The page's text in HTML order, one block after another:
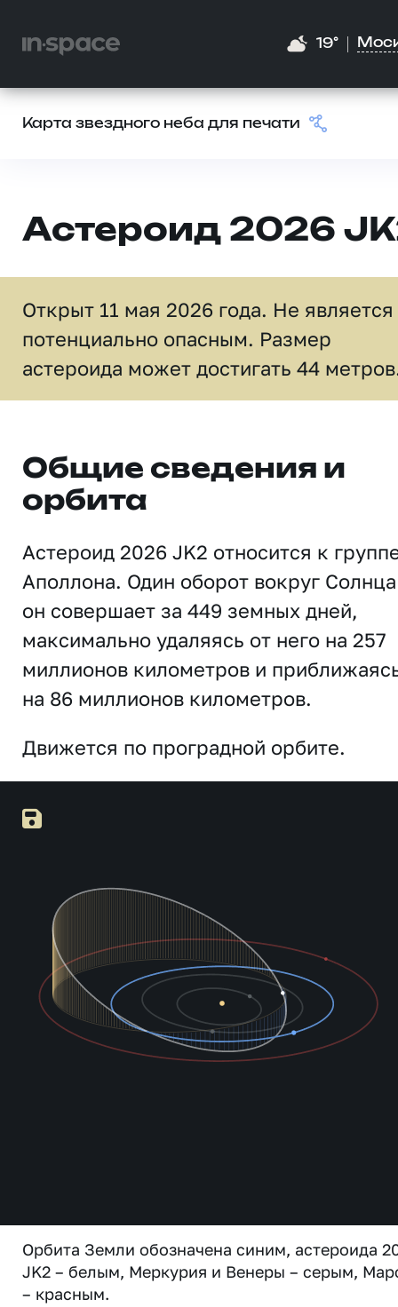
19°
Карта звездного неба для печати
Астероид 2026
Открыт 11 мая 2026 года. Не является
потенциально опасным. Размер
астероида может достигать 44
Общие сведения и
орбита
Астероид 2026 JK2 относится к
Аполлона. Один оборот вокруг Солнца
он совершает за 449 земных дней,
максимально удаляясь от него на 257
миллионов километров и
на 86 миллионов километров.
Движется по проградной орбите.
Орбита Земли обозначена синим, астероида
JK2 – белым, Меркурия и Венеры – серым,
– красным.